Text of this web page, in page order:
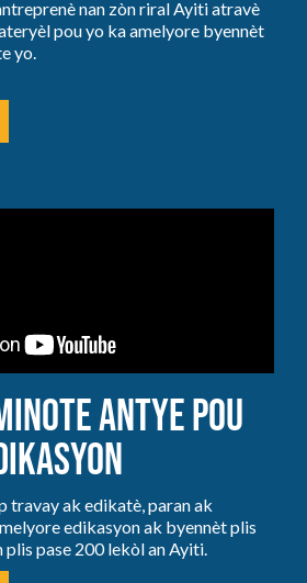
nan zòn riral Ayiti atravè
pou yo ka amelyore byennèt
yo.
Antye pou
travay ak edikatè, paran ak
edikasyon ak byennèt plis
plis pase 200 lekòl an Ayiti.